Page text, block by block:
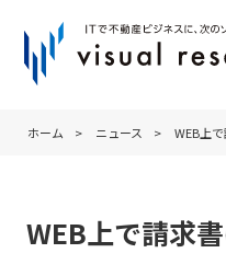
ホーム > ニュース > WEB上で請
WEB上で請求